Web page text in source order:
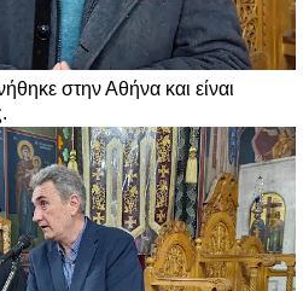
στην Αθήνα και είναι